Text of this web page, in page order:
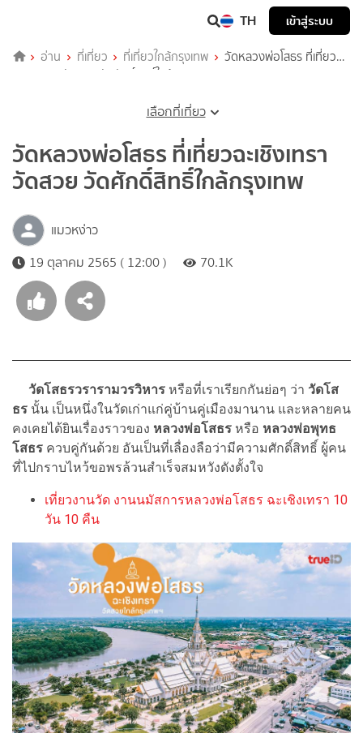
TH เข้าสู่ระบบ
อ่าน ที่เที่ยว ที่เที่ยวใกล้กรุงเทพ
วัดหลวงพ่อโสธร ที่เที่ยว
ฉะเชิงเทรา วัดสวย วัดศักดิ์สิทธิ์ใกล้กรุงเทพ
เลือกที่เที่ยว
วัดหลวงพ่อโสธร ที่เที่ยวฉะเชิงเทรา
วัดสวย วัดศักดิ์สิทธิ์ใกล้กรุงเทพ
แมวหง่าว
19 ตุลาคม 2565 ( 12:00 )
70.1K
วัดโสธรวรารามวรวิหาร หรือที่เราเรียกกันย่อๆ ว่า วัดโส
ธร นั้น เป็นหนึ่งในวัดเก่าแก่คู่บ้านคู่เมืองมานาน และหลายคน
คงเคยได้ยินเรื่องราวของ หลวงพ่อโสธร หรือ หลวงพ่อพุทธ
โสธร ควบคู่กันด้วย อันเป็นที่เลื่องลือว่ามีความศักดิ์สิทธิ์ ผู้คน
ที่ไปกราบไหว้ขอพรล้วนสำเร็จสมหวังดังตั้งใจ
เที่ยวงานวัด งานนมัสการหลวงพ่อโสธร ฉะเชิงเทรา 10
วัน 10 คืน